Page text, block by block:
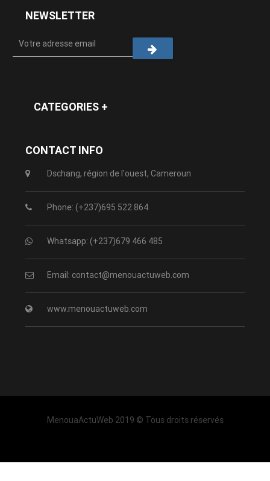
NEWSLETTER
CATEGORIES +
CONTACT INFO
Dschang, région de l'ouest, Cameroun
Phone: (+237)695 522 864
Whatsapp: (+237)679 466 485
Email: contact@menouactuweb.com
www.menouactuweb.com
MenouaActuWeb 2019 © Tous droits réservés